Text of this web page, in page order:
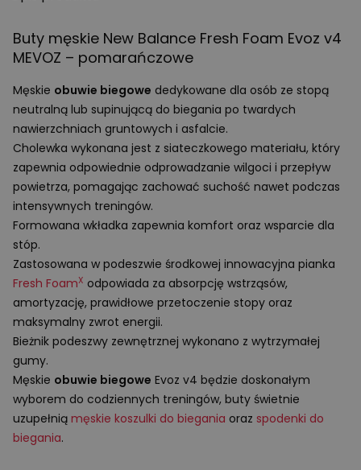
Buty męskie New Balance Fresh Foam Evoz v4
MEVOZ – pomarańczowe
Męskie obuwie biegowe dedykowane dla osób ze stopą
neutralną lub supinującą do biegania po twardych
nawierzchniach gruntowych i asfalcie.
Cholewka wykonana jest z siateczkowego materiału, który
zapewnia odpowiednie odprowadzanie wilgoci i przepływ
powietrza, pomagając zachować suchość nawet podczas
intensywnych treningów.
Formowana wkładka zapewnia komfort oraz wsparcie dla
stóp.
Zastosowana w podeszwie środkowej innowacyjna pianka
Fresh FoamX odpowiada za absorpcję wstrząsów,
amortyzację, prawidłowe przetoczenie stopy oraz
maksymalny zwrot energii.
Bieżnik podeszwy zewnętrznej wykonano z wytrzymałej
gumy.
Męskie obuwie biegowe Evoz v4 będzie doskonałym
wyborem do codziennych treningów, buty świetnie
uzupełnią męskie koszulki do biegania oraz spodenki do
biegania.